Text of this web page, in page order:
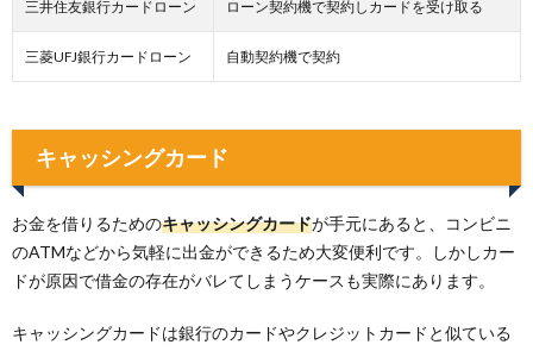
三井住友銀行カードローン ローン契約機で契約しカードを受け取る
三菱UFJ銀行カードローン 自動契約機で契約
キャッシングカード
お金を借りるためのキャッシングカードが手元にあると、コンビニ
のATMなどから気軽に出金ができるため大変便利です。しかしカー
ドが原因で借金の存在がバレてしまうケースも実際にあります。
キャッシングカードは銀行のカードやクレジットカードと似ている